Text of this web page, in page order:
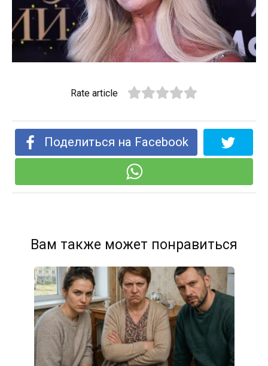
Rate article
Поделиться на Facebook
Вам также может понравиться